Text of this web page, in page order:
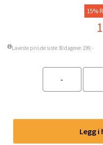
15%
Laveste pris de siste 30 dagene: 199,-
Legg i